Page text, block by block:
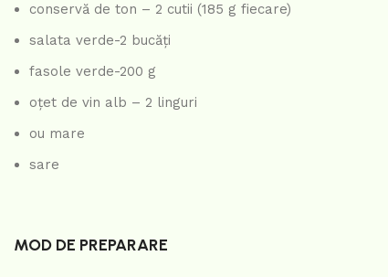
conservă de ton – 2 cutii (185 g fiecare)
salata verde-2 bucăți
fasole verde-200 g
oțet de vin alb – 2 linguri
ou mare
sare
MOD DE PREPARARE